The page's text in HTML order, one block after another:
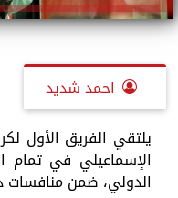
احمد شديد
يلتقي الفريق الأول
الإسماعيلي في تمام
الدولي، ضمن منافسات دور الـ16 من